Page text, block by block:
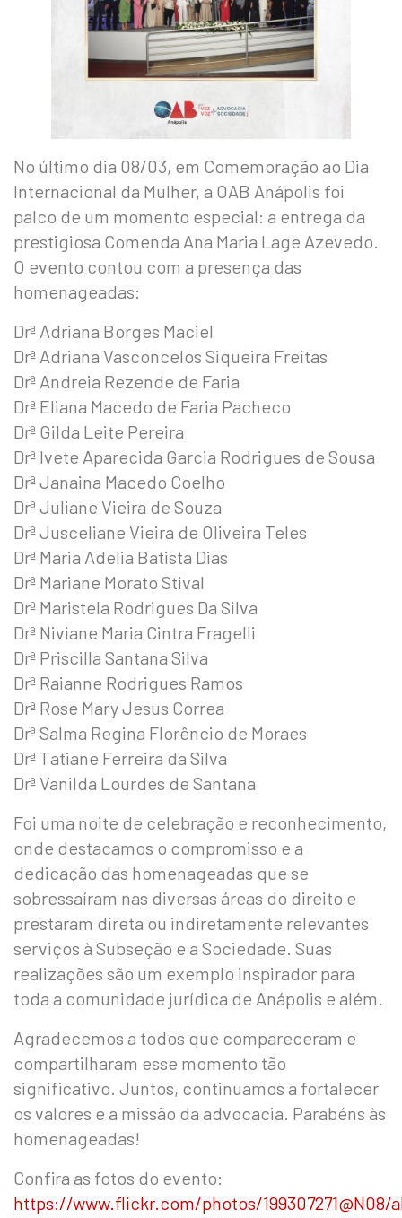
No último dia 08/03, em Comemoração ao Dia
Internacional da Mulher, a OAB Anápolis foi
palco de um momento especial: a entrega da
prestigiosa Comenda Ana Maria Lage Azevedo.
O evento contou com a presença das
homenageadas:
Drª Adriana Borges Maciel
Drª Adriana Vasconcelos Siqueira Freitas
Drª Andreia Rezende de Faria
Drª Eliana Macedo de Faria Pacheco
Drª Gilda Leite Pereira
Drª Ivete Aparecida Garcia Rodrigues de Sousa
Drª Janaina Macedo Coelho
Drª Juliane Vieira de Souza
Drª Jusceliane Vieira de Oliveira Teles
Drª Maria Adelia Batista Dias
Drª Mariane Morato Stival
Drª Maristela Rodrigues Da Silva
Drª Niviane Maria Cintra Fragelli
Drª Priscilla Santana Silva
Drª Raianne Rodrigues Ramos
Drª Rose Mary Jesus Correa
Drª Salma Regina Florêncio de Moraes
Drª Tatiane Ferreira da Silva
Drª Vanilda Lourdes de Santana
Foi uma noite de celebração e reconhecimento,
onde destacamos o compromisso e a
dedicação das homenageadas que se
sobressaíram nas diversas áreas do direito e
prestaram direta ou indiretamente relevantes
serviços à Subseção e a Sociedade. Suas
realizações são um exemplo inspirador para
toda a comunidade jurídica de Anápolis e além.
Agradecemos a todos que compareceram e
compartilharam esse momento tão
significativo. Juntos, continuamos a fortalecer
os valores e a missão da advocacia. Parabéns às
homenageadas!
Confira as fotos do evento:
https://www.flickr.com/photos/199307271@N08/